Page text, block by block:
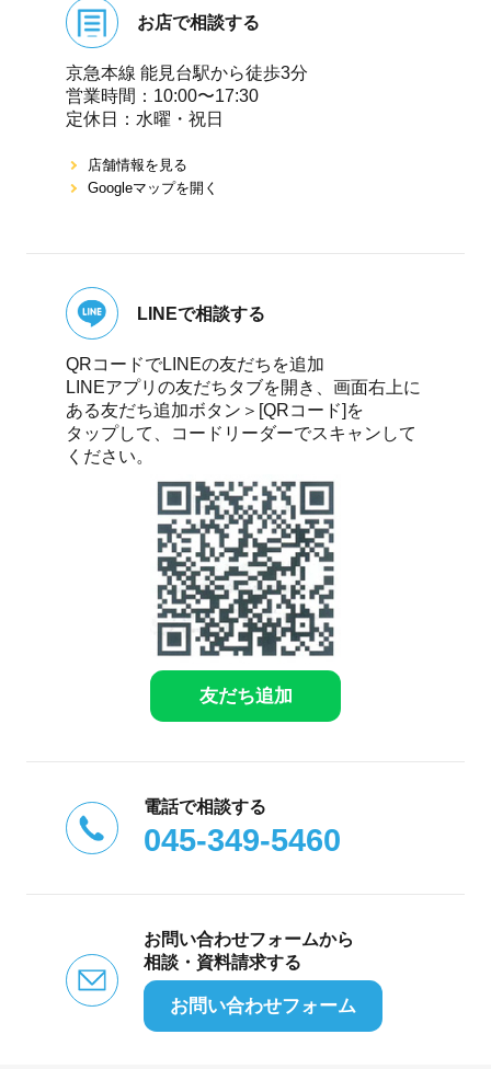
お店で相談する
京急本線 能⾒台駅から徒歩3分
営業時間：10:00〜17:30
定休⽇：⽔曜・祝⽇
店舗情報を⾒る
Googleマップを開く
LINEで相談する
QRコードでLINEの友だちを追加
LINEアプリの友だちタブを開き、画面右上に
ある友だち追加ボタン＞[QRコード]を
タップして、コードリーダーでスキャンして
ください。
友だち追加
電話で相談する
045-349-5460
お問い合わせフォームから
相談・資料請求する
お問い合わせフォーム